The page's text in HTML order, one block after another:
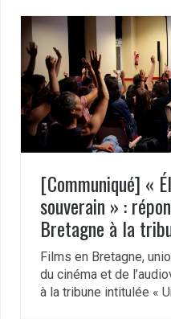
[Communiqué] «
souverain » :
Bretagne à la
Films en Bretagne,
du cinéma et de
à la tribune intitulée «